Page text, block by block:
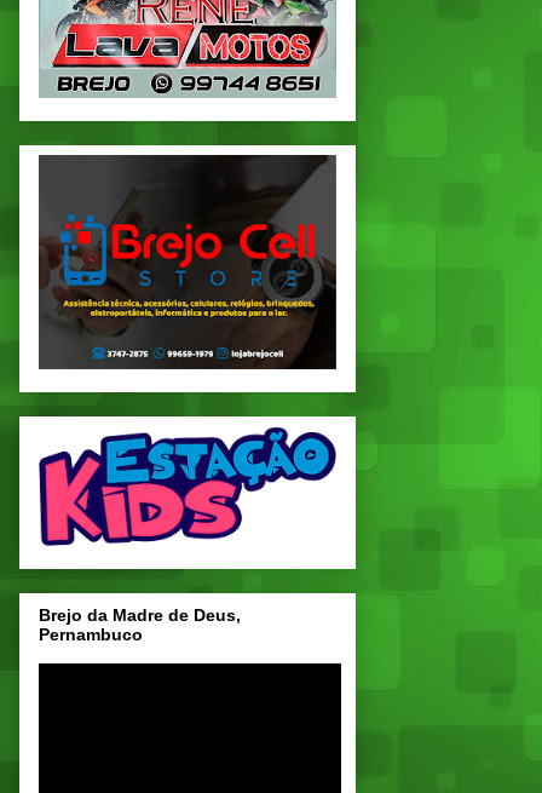
Brejo da Madre de Deus,
Pernambuco